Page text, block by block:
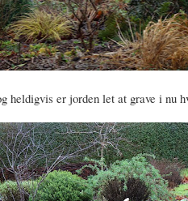
heldigvis er jorden let at grave i nu